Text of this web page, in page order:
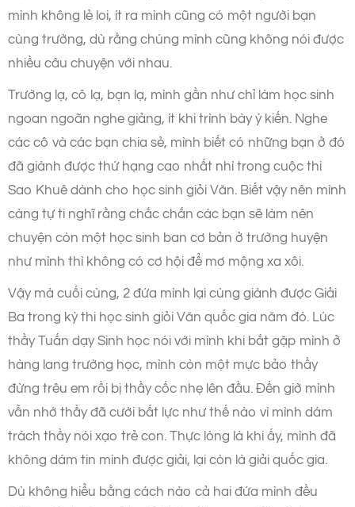
mình không lẻ loi, ít ra mình cũng có một người bạn
cùng trường, dù rằng chúng mình cũng không nói được
nhiều câu chuyện với nhau.
Trường lạ, cô lạ, bạn lạ, mình gần như chỉ làm học sinh
ngoan ngoãn nghe giảng, ít khi trình bày ý kiến. Nghe
các cô và các bạn chia sẻ, mình biết có những bạn ở đó
đã giành được thứ hạng cao nhất nhì trong cuộc thi
Sao Khuê dành cho học sinh giỏi Văn. Biết vậy nên mình
càng tự ti nghĩ rằng chắc chắn các bạn sẽ làm nên
chuyện còn một học sinh ban cơ bản ở trường huyện
như mình thì không có cơ hội để mơ mộng xa xôi.
Vậy mà cuối cùng, 2 đứa mình lại cùng giành được Giải
Ba trong kỳ thi học sinh giỏi Văn quốc gia năm đó. Lúc
thầy Tuấn dạy Sinh học nói với mình khi bắt gặp mình ở
hàng lang trường học, mình còn một mực bảo thầy
đừng trêu em rồi bị thầy cốc nhẹ lên đầu. Đến giờ mình
vẫn nhớ thầy đã cười bất lực như thế nào vì mình dám
trách thầy nói xạo trẻ con. Thực lòng là khi ấy, mình đã
không dám tin mình được giải, lại còn là giải quốc gia.
Dù không hiểu bằng cách nào cả hai đứa mình đều